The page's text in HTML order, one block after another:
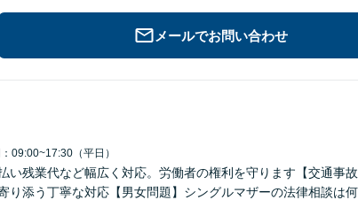
メールでお問い合わせ
09:00~17:30（平日）
い残業代など幅広く対応。労働者の権利を守ります【交通事
り添う丁寧な対応【男女問題】シングルマザーの法律相談は